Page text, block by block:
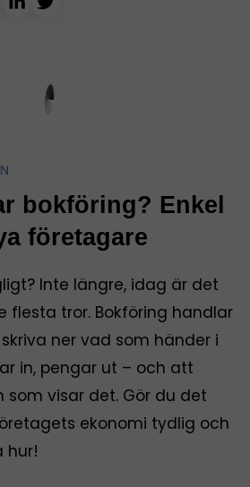
bokföring? Enkel
företagare
Inte längre, idag är det
flesta tror. Bokföring handlar
ner vad som händer i
in, pengar ut – och att
som visar det. Gör du det
ekonomi tydlig och
hur!